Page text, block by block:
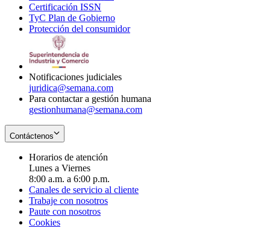
new
window
Certificación ISSN
in
new
TyC Plan de Gobierno
in
Protección del consumidorOpens
Notificaciones judiciales
juridica@semana.com
Para contactar a gestión humana
gestionhumana@semana.com
Contáctenos
Horarios de atención
Lunes a Viernes
8:00 a.m. a 6:00 p.m.
Canales de servicio al cliente
Trabaje con nosotros
Paute con nosotros
Cookies